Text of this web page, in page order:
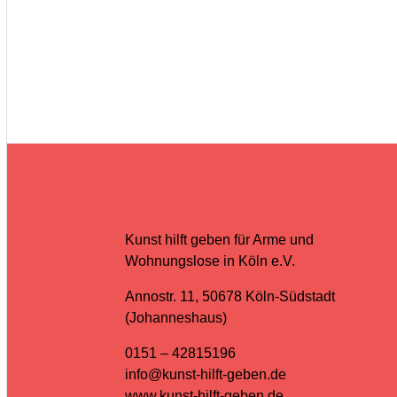
Kunst hilft geben für Arme und
Wohnungslose in Köln e.V.
Annostr. 11, 50678 Köln-Südstadt
(Johanneshaus)
0151 – 42815196
info@kunst-hilft-geben.de